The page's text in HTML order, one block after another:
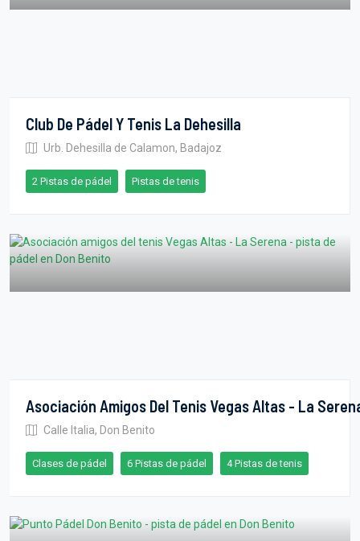
Club De Pádel Y Tenis La Dehesilla
Urb. Dehesilla de Calamon, Badajoz
2 Pistas de pádel Pistas de tenis
Asociación Amigos Del Tenis Vegas Altas - La
Calle Italia, Don Benito
Clases de pádel 6 Pistas de pádel 4 Pistas de tenis